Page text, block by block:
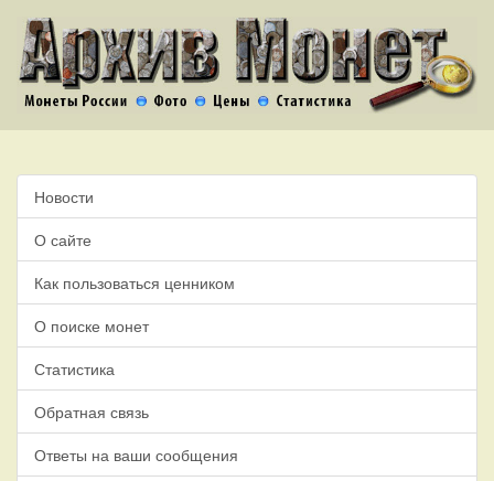
Новости
О сайте
Как пользоваться ценником
О поиске монет
Статистика
Обратная связь
Ответы на ваши сообщения